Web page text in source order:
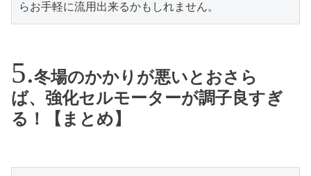
らお手軽に流用出来るかもしれません。
冬場のかかりが悪いとおさら
ば、強化セルモーターが調子良すぎ
る！【まとめ】